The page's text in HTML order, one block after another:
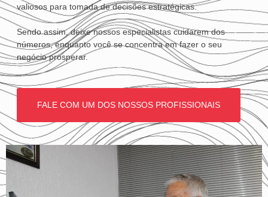
valiosos para tomada de decisões estratégicas.
Sendo assim, deixe nossos especialistas cuidarem dos
números, enquanto você se concentra em fazer o seu
negócio prosperar.
FALE COM UM DOS NOSSOS PROFISSIONAIS